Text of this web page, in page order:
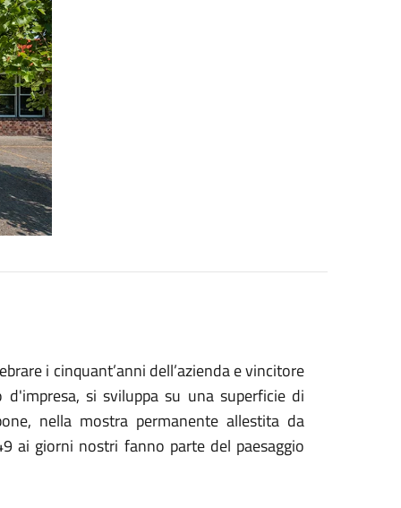
i cinquant’anni dell’azienda e vincitore
si sviluppa su una superficie di
nella mostra permanente allestita da
ai giorni nostri fanno parte del paesaggio